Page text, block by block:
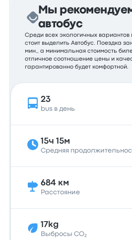
Мы
автобус
Среди всех экологичных вариантов
стоит выделить Автобус. Поездка
мин., а минимальная стоимость
отличное соотношение цены и
гарантированно будет комфортной.
23
bus в день
15ч 15м
Средняя
684 км
Расстояние
17kg
Выбросы CO₂